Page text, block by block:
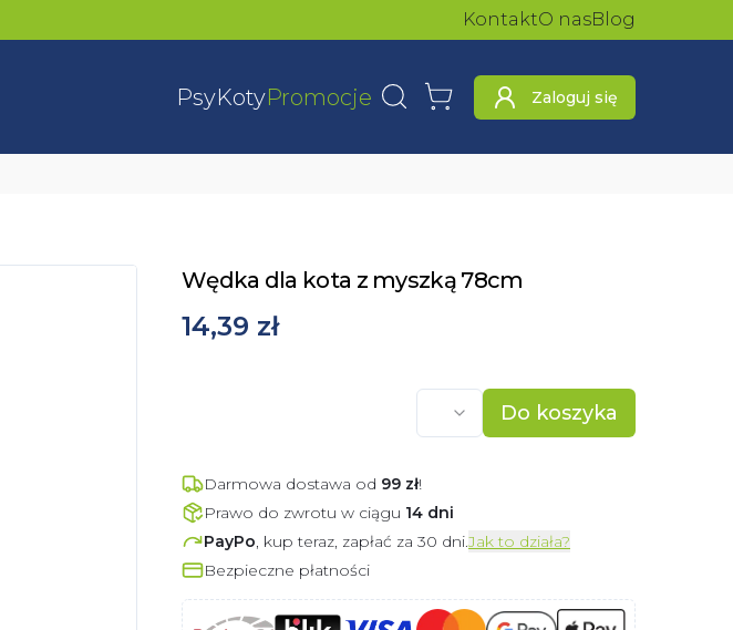
KontaktO nasBlog
PsyKotyPromocje WyszukajKoszyk Zaloguj się
Wędka dla kota z myszką 78cm
14,39 zł
Do koszyka
Darmowa dostawa od 99 zł!
Prawo do zwrotu w ciągu 14 dni
PayPo, kup teraz, zapłać za 30 dni.Jak to działa?
Bezpieczne płatności